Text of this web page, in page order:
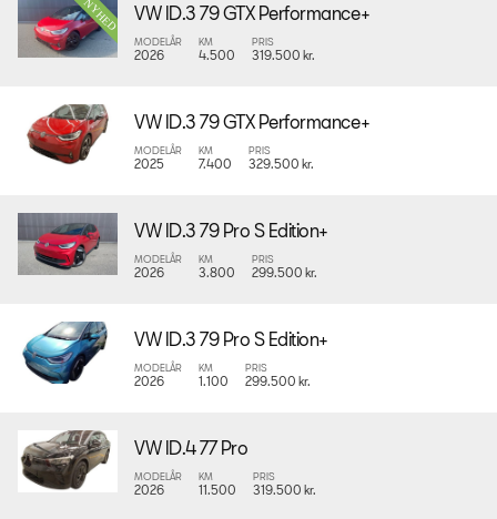
VW ID.3 79 GTX Performance+
MODELÅR
2026
KM
4.500
PRIS
319.500 kr.
VW ID.3 79 GTX Performance+
MODELÅR
2025
KM
7.400
PRIS
329.500 kr.
VW ID.3 79 Pro S Edition+
MODELÅR
2026
KM
3.800
PRIS
299.500 kr.
VW ID.3 79 Pro S Edition+
MODELÅR
2026
KM
1.100
PRIS
299.500 kr.
VW ID.4 77 Pro
MODELÅR
2026
KM
11.500
PRIS
319.500 kr.